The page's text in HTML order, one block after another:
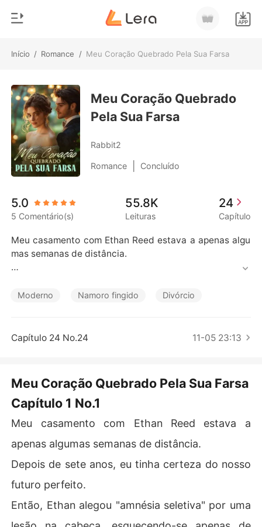
Início / Romance / Meu Coração Quebrado Pela Sua Farsa
Loja
Histórico
Sair
Baixar App
Gênero
Moderno
Lobisomem
Contos
Bilionários
Meu Coração Quebrado
Pela Sua Farsa
Rabbit2
Romance Concluído
5.0
5 Comentário(s)
55.8K
Leituras
24
Capítulo
Meu casamento com Ethan Reed estava a apenas algu
mas semanas de distância.
erfeito.
a cabeça, esquecendo-se apenas de mim.
"Jogada de gênio", ele se gabou para os amigos.
nfluenciadora Chloe Vance antes do nosso casamento.
Suportei seu flerte descarado com Chloe e suas selfies
Ele zombou da minha angústia, priorizando a falsa emer
Moderno Namoro fingido Divórcio
Capítulo 24 No.24 11-05 23:13
Meu Coração Quebrado Pela Sua Farsa
Capítulo 1 No.1
Meu casamento com Ethan Reed estava a
apenas algumas semanas de distância.
Depois de sete anos, eu tinha certeza do nosso
futuro perfeito.
Então, Ethan alegou "amnésia seletiva" por uma